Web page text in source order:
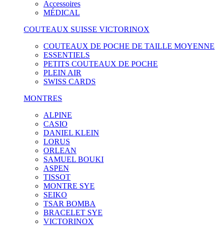
Accessoires
MÉDICAL
COUTEAUX SUISSE VICTORINOX
COUTEAUX DE POCHE DE TAILLE MOYENNE
ESSENTIELS
PETITS COUTEAUX DE POCHE
PLEIN AIR
SWISS CARDS
MONTRES
ALPINE
CASIO
DANIEL KLEIN
LORUS
ORLEAN
SAMUEL BOUKI
ASPEN
TISSOT
MONTRE SYE
SEIKO
TSAR BOMBA
BRACELET SYE
VICTORINOX